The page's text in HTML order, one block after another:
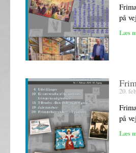
på
Læs
20.
på
Læs